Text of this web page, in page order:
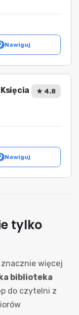
Nawiguj
★ 4.8
Nawiguj
tylko
więcej
biblioteka
do czytelni z